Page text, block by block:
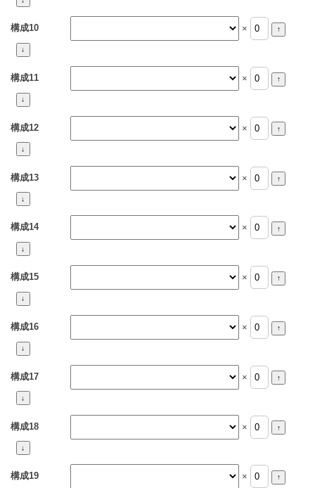
構成10 ×
構成11 ×
構成12 ×
構成13 ×
構成14 ×
構成15 ×
構成16 ×
構成17 ×
構成18 ×
構成19 ×